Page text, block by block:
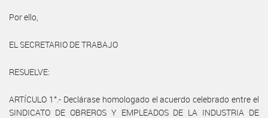
Por ello,
EL SECRETARIO DE TRABAJO
RESUELVE:
ARTÍCULO 1°.- Declárase homologado el acuerdo celebrado entre el
SINDICATO DE OBREROS Y EMPLEADOS DE LA INDUSTRIA DE